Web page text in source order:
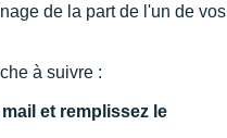
de la part de l'un de vos
à suivre :
et remplissez le